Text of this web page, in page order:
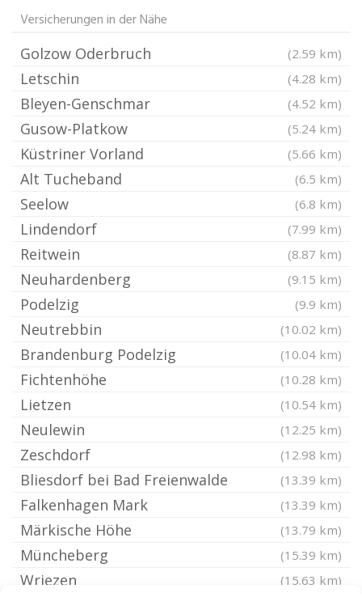
Versicherungen in der Nähe
Golzow Oderbruch (2.59 km)
Letschin (4.28 km)
Bleyen-Genschmar (4.52 km)
Gusow-Platkow (5.24 km)
Küstriner Vorland (5.66 km)
Alt Tucheband (6.5 km)
Seelow (6.8 km)
Lindendorf (7.99 km)
Reitwein (8.87 km)
Neuhardenberg (9.15 km)
Podelzig (9.9 km)
Neutrebbin (10.02 km)
Brandenburg Podelzig (10.04 km)
Fichtenhöhe (10.28 km)
Lietzen (10.54 km)
Neulewin (12.25 km)
Zeschdorf (12.98 km)
Bliesdorf bei Bad Freienwalde (13.39 km)
Falkenhagen Mark (13.39 km)
Märkische Höhe (13.79 km)
Müncheberg (15.39 km)
Wriezen (15.63 km)